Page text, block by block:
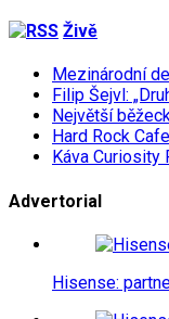
Živě
Mezinárodní
Filip Šejvl:
Největší
Hard Rock
Káva Curiosity
Advertorial
Hisense: